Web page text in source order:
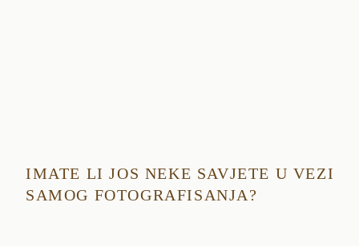
IMATE LI JOS NEKE SAVJETE U VEZI
SAMOG FOTOGRAFISANJA?